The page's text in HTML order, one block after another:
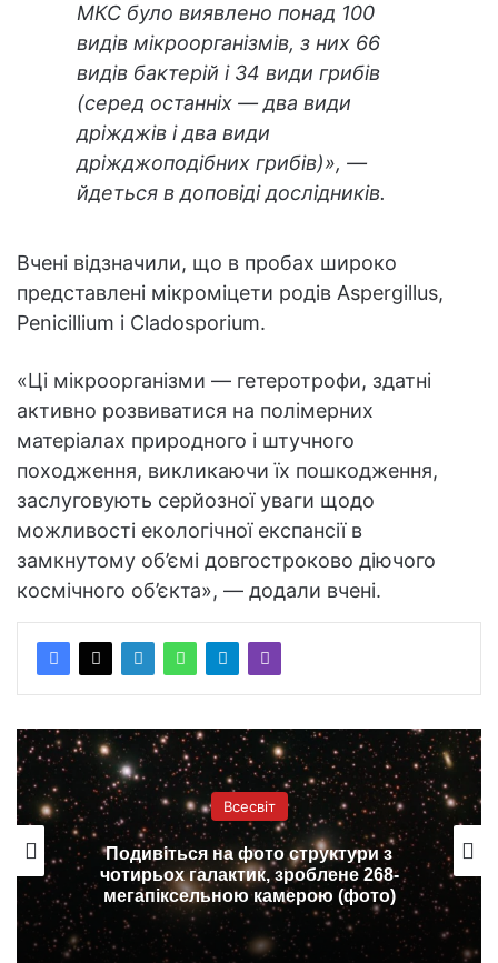
МКС було виявлено понад 100
видів мікроорганізмів, з них 66
видів бактерій і 34 види грибів
(серед останніх — два види
дріжджів і два види
дріжджоподібних грибів)», —
йдеться в доповіді дослідників.
Вчені відзначили, що в пробах широко
представлені мікроміцети родів Aspergillus,
Penicillium і Cladosporium.
«Ці мікроорганізми — гетеротрофи, здатні
активно розвиватися на полімерних
матеріалах природного і штучного
походження, викликаючи їх пошкодження,
заслуговують серйозної уваги щодо
можливості екологічної експансії в
замкнутому об’ємі довгостроково діючого
космічного об’єкта», — додали вчені.
Всесвіт
Подивіться на фото структури з
чотирьох галактик, зроблене 268-
мегапіксельною камерою (фото)